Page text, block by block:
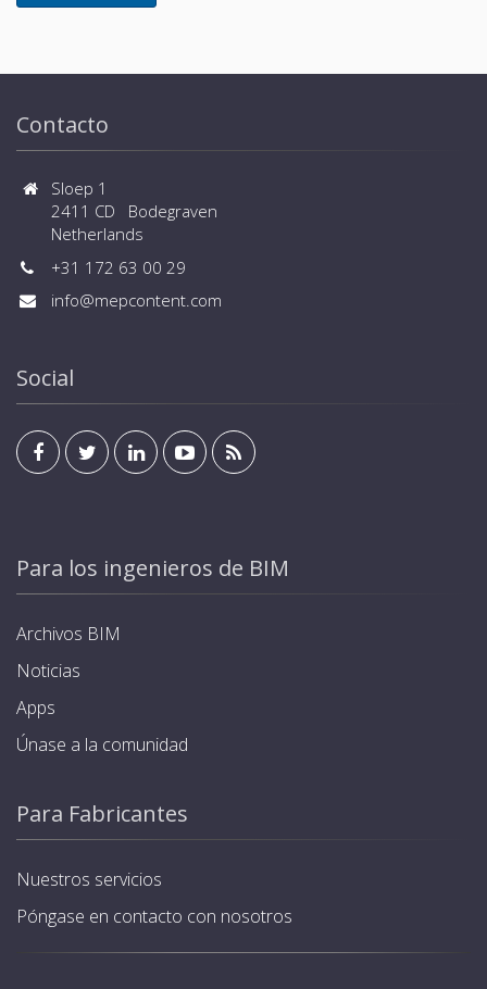
Contacto
Sloep 1
2411 CD Bodegraven
Netherlands
+31 172 63 00 29
info@mepcontent.com
Social
Para los ingenieros de BIM
Archivos BIM
Noticias
Apps
Únase a la comunidad
Para Fabricantes
Nuestros servicios
Póngase en contacto con nosotros